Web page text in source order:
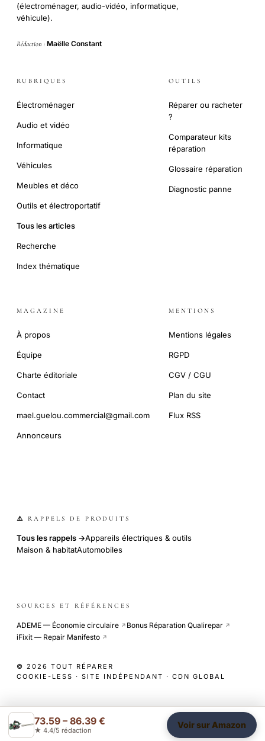
73.59 – 86.39 €
★ 4.4/5 rédaction
Voir sur Amazon
(électroménager, audio-vidéo, informatique,
véhicule).
Rédaction : Maëlle Constant
RUBRIQUES
Électroménager
Audio et vidéo
Informatique
Véhicules
Meubles et déco
Outils et électroportatif
Tous les articles
Recherche
Index thématique
OUTILS
Réparer ou racheter
?
Comparateur kits
réparation
Glossaire réparation
Diagnostic panne
MAGAZINE
À propos
Équipe
Charte éditoriale
Contact
mael.guelou.commercial@gmail.com
Annonceurs
MENTIONS
Mentions légales
RGPD
CGV / CGU
Plan du site
Flux RSS
⚠️ RAPPELS DE PRODUITS
Tous les rappels →Appareils électriques & outils
Maison & habitatAutomobiles
SOURCES ET RÉFÉRENCES
ADEME — Économie circulaire ↗ Bonus Réparation Qualirepar ↗
iFixit — Repair Manifesto ↗
© 2026 TOUT RÉPARER
COOKIE-LESS · SITE INDÉPENDANT · CDN GLOBAL